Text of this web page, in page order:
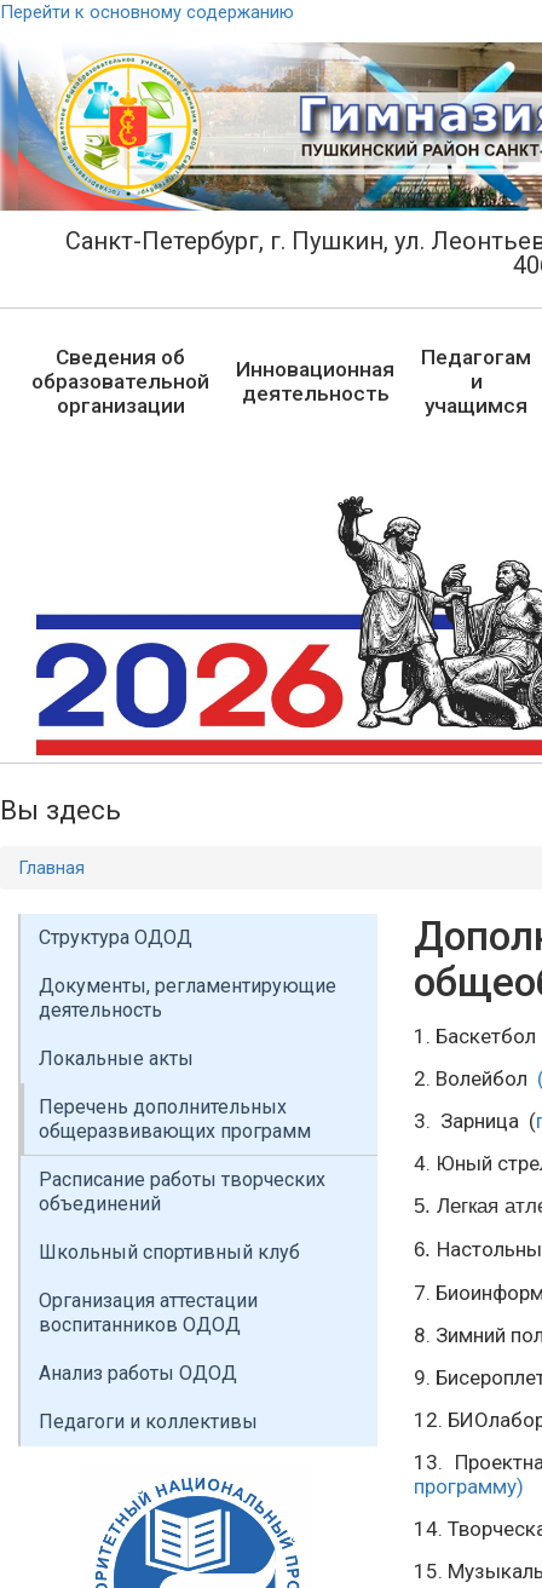
Перейти к основному содержанию
Санкт-Петербург, г. Пушкин, ул.
Сведения об
образовательной
организации
Инновационная
деятельность
Педагогам
и
учащимся
Вы здесь
Главная
Структура ОДОД
Документы, регламентирующие
деятельность
Локальные акты
Перечень дополнительных
общеразвивающих программ
Расписание работы творческих
объединений
Школьный спортивный клуб
Организация аттестации
воспитанников ОДОД
Анализ работы ОДОД
Педагоги и коллективы
1.
2. Волейбол
3. Зарница (
4. Юный
5. Легкая
6.
7.
8. Зимний
9.
12.
13.
программу)
14.
15.